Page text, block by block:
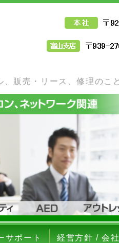
務機器のレンタル・販売な
販売・リース、修理のこ
サポート 経営方針 / 会